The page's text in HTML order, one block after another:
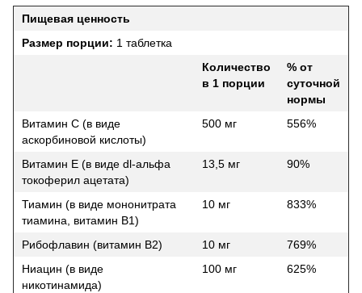
Пищевая ценность
Размер порции: 1 таблетка
Количество
в 1 порции
% от
суточной
нормы
Витамин С (в виде
аскорбиновой кислоты)
500 мг 556%
Витамин E (в виде dl-альфа
токоферил ацетата)
13,5 мг 90%
Тиамин (в виде мононитрата
тиамина, витамин B1)
10 мг 833%
Рибофлавин (витамин B2) 10 мг
769%
Ниацин (в виде
никотинамида)
100 мг 625%